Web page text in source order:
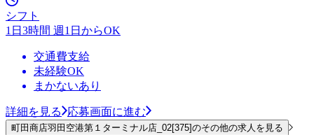
シフト
1日3時間 週1日からOK
交通費支給
未経験OK
まかないあり
詳細を見る 応募画面に進む
町田商店羽田空港第１ターミナル店_02[375]のその他の求人を見る